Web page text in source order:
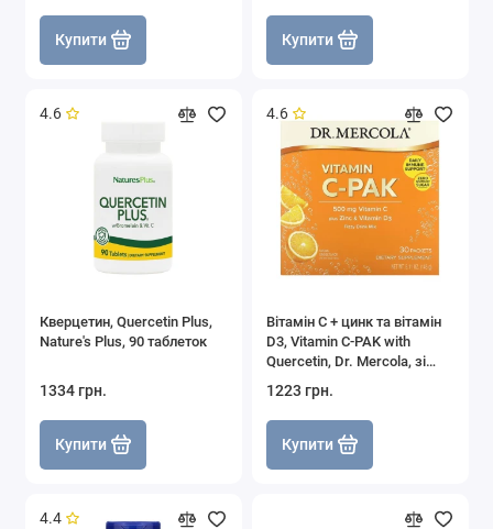
Купити Купити
4.6
Кверцетин, Quercetin Plus,
Nature's Plus, 90 таблеток
1334 грн.
Купити
4.6
Вітамін С + цинк та вітамін
D3, Vitamin C-PAK with
Quercetin, Dr. Mercola, зі
30 пакетиків (4.84 г кожний)
1223 грн.
Купити
4.4